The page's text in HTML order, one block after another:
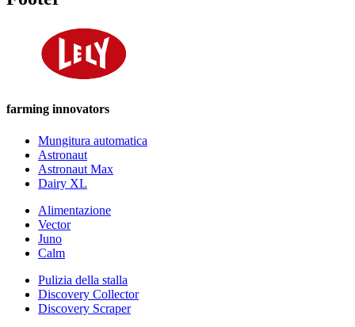
farming innovators
Mungitura automatica
Astronaut
Astronaut Max
Dairy XL
Alimentazione
Vector
Juno
Calm
Pulizia della stalla
Discovery Collector
Discovery Scraper